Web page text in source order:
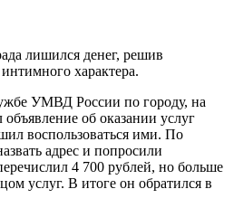
лишился денег, решив
характера.
УМВД России по городу, на
об оказании услуг
воспользоваться ими. По
адрес и попросили
4 700 рублей, но больше
услуг. В итоге он обратился в